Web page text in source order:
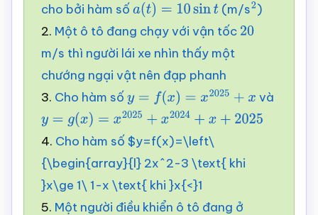
cho bởi hàm số a(t) =10sint (m/s2)
2. Một ô tô đang chạy với vận tốc 20
m/s thì người lái xe nhìn thấy một
chướng ngại vật nên đạp phanh
3. Cho hàm số y=f( x)=x 2025+x
và
y =g (x)=x 2025+x 2024+x +2025
4. Cho hàm số $y=f(x)=\left\
{\begin{array}{l} 2x^2-3 \text{ khi
}x\ge 1\ 1-x \text{ khi }x{<}1
5. Một người điều khiển ô tô đang ở